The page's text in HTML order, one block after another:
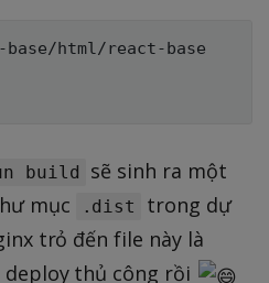
html/react-base
build
sẽ sinh ra một
mục .dist
trong dự
trỏ đến file này là
thủ công rồi